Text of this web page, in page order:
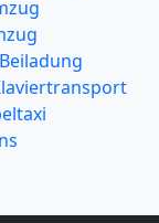
Beiladung